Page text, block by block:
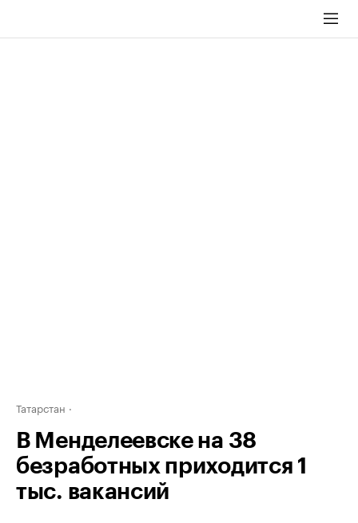
Татарстан
В Менделеевске на 38
безработных приходится 1
тыс. вакансий